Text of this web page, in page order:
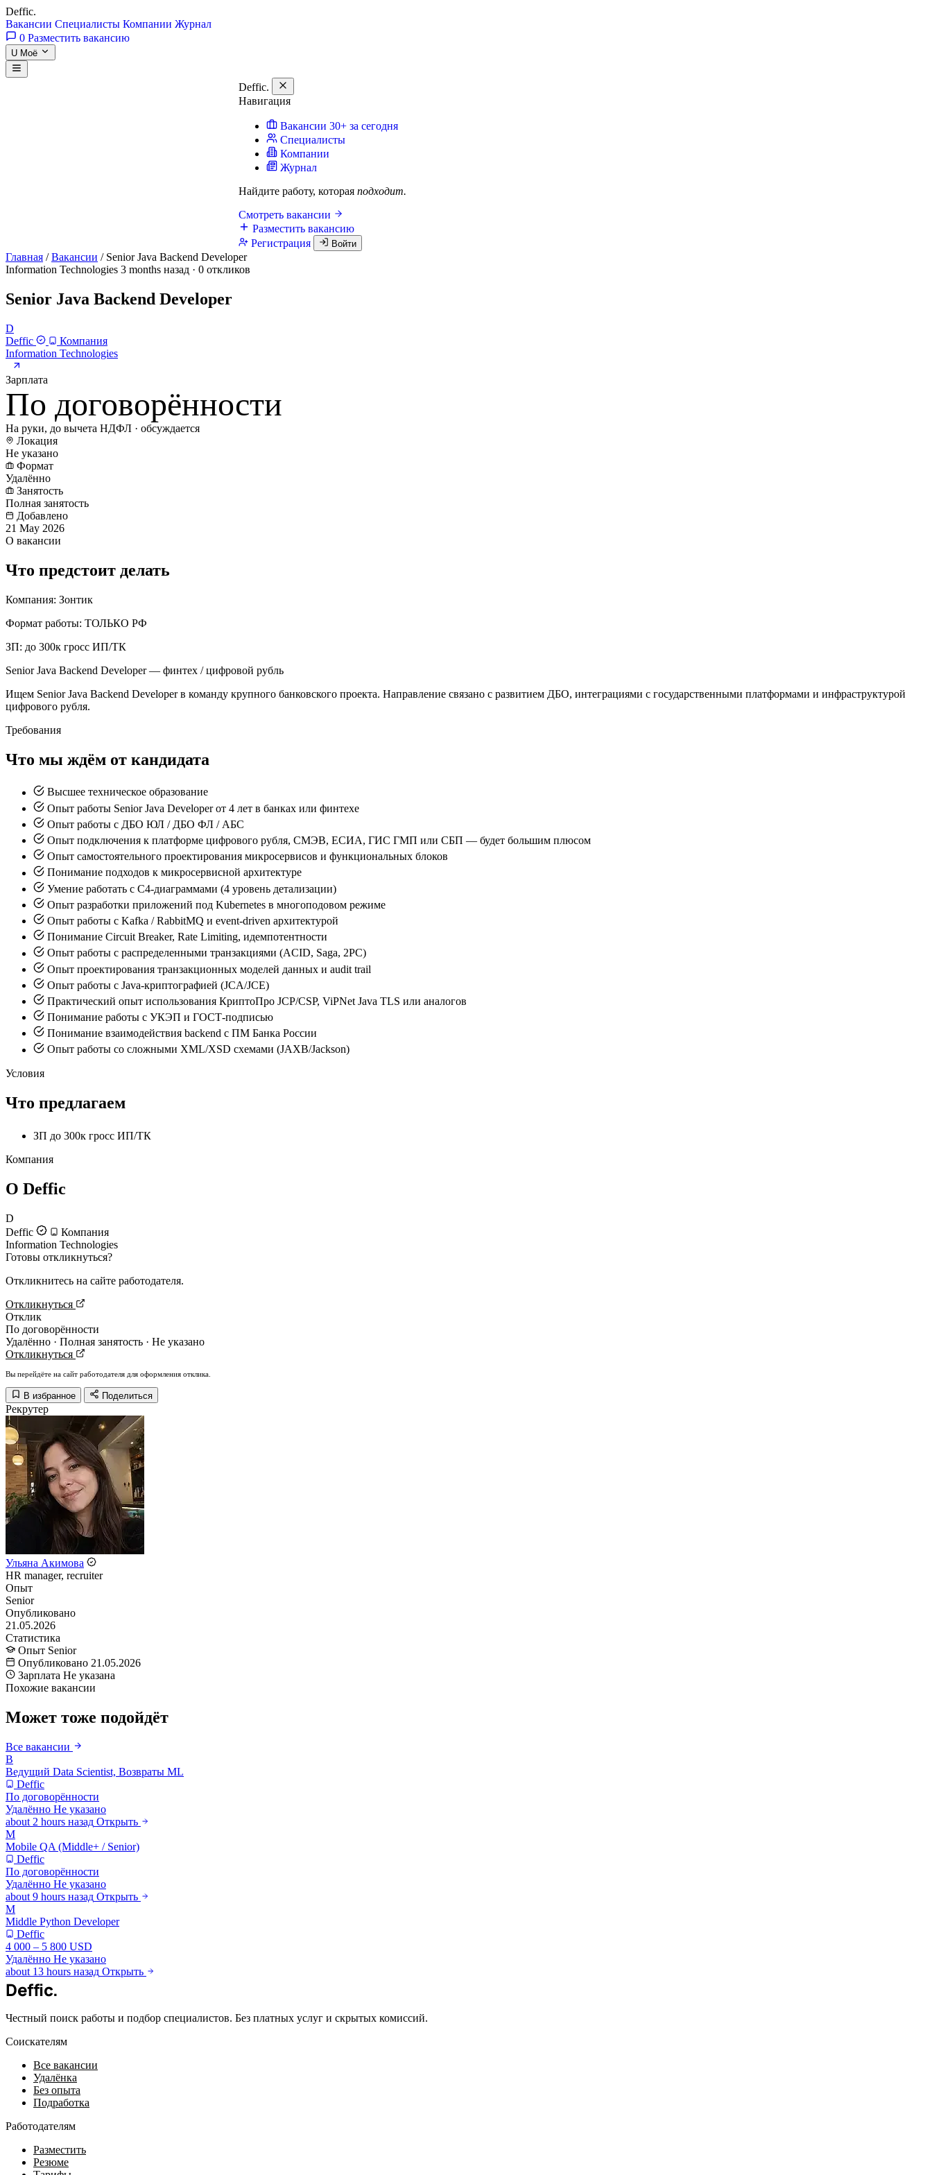
Deffic.
Вакансии Специалисты Компании Журнал
0 Разместить вакансию
U Моё
Deffic.
Навигация
Вакансии 30+ за сегодня
Специалисты
Компании
Журнал
Найдите работу, которая подходит.
Смотреть вакансии
Разместить вакансию
Регистрация
Войти
Главная / Вакансии / Senior Java Backend Developer
Information Technologies 3 months назад · 0 откликов
Senior Java Backend Developer
D
Deffic
Компания
Information Technologies
Зарплата
По договорённости
На руки, до вычета НДФЛ · обсуждается
Локация
Не указано
Формат
Удалённо
Занятость
Полная занятость
Добавлено
21 May 2026
О вакансии
Что предстоит делать
Компания: Зонтик
Формат работы: ТОЛЬКО РФ
ЗП: до 300к гросс ИП/ТК
Senior Java Backend Developer — финтех / цифровой рубль
Ищем Senior Java Backend Developer в команду крупного банковского проекта. Направление связано с развитием ДБО, интеграциями с государственными платформами и инфраструктурой
цифрового рубля.
Требования
Что мы ждём от кандидата
Высшее техническое образование
Опыт работы Senior Java Developer от 4 лет в банках или финтехе
Опыт работы с ДБО ЮЛ / ДБО ФЛ / АБС
Опыт подключения к платформе цифрового рубля, СМЭВ, ЕСИА, ГИС ГМП или СБП — будет большим плюсом
Опыт самостоятельного проектирования микросервисов и функциональных блоков
Понимание подходов к микросервисной архитектуре
Умение работать с C4-диаграммами (4 уровень детализации)
Опыт разработки приложений под Kubernetes в многоподовом режиме
Опыт работы с Kafka / RabbitMQ и event-driven архитектурой
Понимание Circuit Breaker, Rate Limiting, идемпотентности
Опыт работы с распределенными транзакциями (ACID, Saga, 2PC)
Опыт проектирования транзакционных моделей данных и audit trail
Опыт работы с Java-криптографией (JCA/JCE)
Практический опыт использования КриптоПро JCP/CSP, ViPNet Java TLS или аналогов
Понимание работы с УКЭП и ГОСТ-подписью
Понимание взаимодействия backend с ПМ Банка России
Опыт работы со сложными XML/XSD схемами (JAXB/Jackson)
Условия
Что предлагаем
ЗП до 300к гросс ИП/ТК
Компания
О Deffic
D
Deffic
Компания
Information Technologies
Готовы откликнуться?
Откликнитесь на сайте работодателя.
Откликнуться
Отклик
По договорённости
Удалённо · Полная занятость · Не указано
Откликнуться
Вы перейдёте на сайт работодателя для оформления отклика.
В избранное Поделиться
Рекрутер
Ульяна Акимова
HR manager, recruiter
Опыт
Senior
Опубликовано
21.05.2026
Статистика
Опыт Senior
Опубликовано 21.05.2026
Зарплата Не указана
Похожие вакансии
Может тоже подойдёт
Все вакансии
В
Ведущий Data Scientist, Возвраты ML
Deffic
По договорённости
Удалённо Не указано
about 2 hours назад Открыть
M
Mobile QA (Middle+ / Senior)
Deffic
По договорённости
Удалённо Не указано
about 9 hours назад Открыть
M
Middle Python Developer
Deffic
4 000 – 5 800 USD
Удалённо Не указано
about 13 hours назад Открыть
Deffic.
Честный поиск работы и подбор специалистов. Без платных услуг и скрытых комиссий.
Соискателям
Все вакансии
Удалёнка
Без опыта
Подработка
Работодателям
Разместить
Резюме